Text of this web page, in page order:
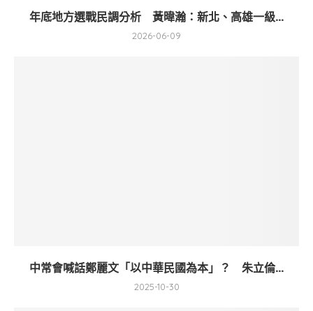
年底地方選戰民調分析 黃暐瀚：新北、高雄一級...
2026-06-09
中常會喊話鄭麗文「以中華民國為本」？ 朱立倫...
2025-10-30